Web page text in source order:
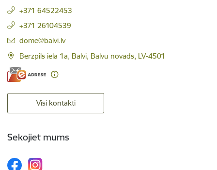
+371 64522453
+371 26104539
E-pasts:
dome@balvi.lv
Bērzpils iela 1a, Balvi, Balvu novads, LV-4501
Visi kontakti
Sekojiet mums